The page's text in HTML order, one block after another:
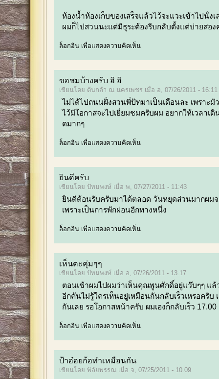
ห้องน้ำห้องเก็บของเสร็จแล้วไว้จะแวะเข้าไปนั่
ผมก็ไปสวนนะแต่มีธุระต้องรีบกลับตั้งแต่บ่ายสอง
ล็อกอิน เพื่อแสดงความคิดเห็น
ขอชมบ้างครับ อิ อิ
เขียนโดย ต้นกล้า ณ นครเพชร เมื่อ อ, 07/26/2011 - 16:11
ไม่ได้ไปถนนฝั่งสวนพี่ปัทมาเป็นเดือนละ เพราะ
ไว้มีโอกาสจะไปเยี่ยมชมครับผม อยากให้เวลาเ
ดมากๆ
ล็อกอิน เพื่อแสดงความคิดเห็น
ยินดีครับ
เขียนโดย ปัทมพงษ์ เมื่อ พ, 07/27/2011 - 11:43
ยินดีต้อนรับครับมาได้ตลอด วันหยุดส่วนมากผม
เพราะเป็นการพักผ่อนอีกทางหนึ่ง
ล็อกอิน เพื่อแสดงความคิดเห็น
เห็นตะคุ่มๆๆ
เขียนโดย ปัทมพงษ์ เมื่อ อ, 07/26/2011 - 13:17
ตอนเช้าผมไปผมว่าเห็นคุณพูนศักดิ์อยู่แว๊บๆๆ แล้
อีกคันไม่รู้ใครเห็นอยู่เหมือนกันกลับเร็วเหรอครับ
กันเลย รอโอกาสหน้าครับ ผมเองก็กลับเร็ว
ล็อกอิน เพื่อแสดงความคิดเห็น
ป้าอ๋อยก้อทำเหมือนกัน
เขียนโดย พิลัยพรรณ เมื่อ จ, 07/25/2011 - 10:09